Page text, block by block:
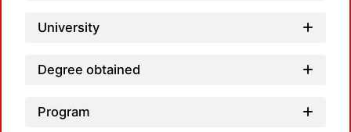
University
Degree obtained
Program